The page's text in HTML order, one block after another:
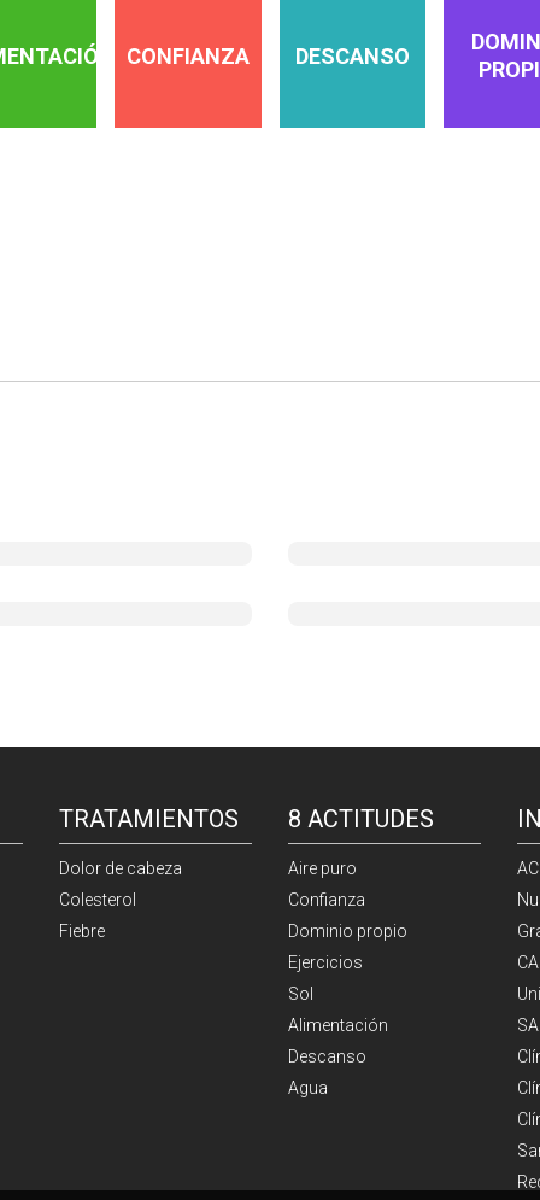
CONFIANZA DESCANSO
TRATAMIENTOS
Dolor de cabeza
Colesterol
Fiebre
8 ACTITUDES
Aire puro
Confianza
Dominio propio
Ejercicios
Sol
Alimentación
Descanso
Agua